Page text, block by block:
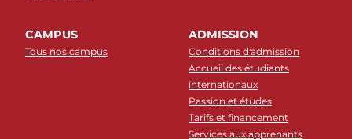
CAMPUS
Tous nos campus
ADMISSION
Conditions d'admission
Accueil des étudiants
internationaux
Passion et études
Tarifs et financement
Services aux apprenants